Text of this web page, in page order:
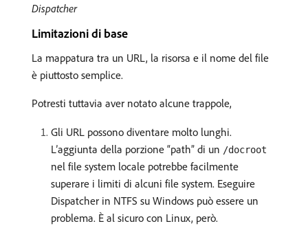
Dispatcher
Limitazioni di base
La mappatura tra un URL, la risorsa e il nome del file
è piuttosto semplice.
Potresti tuttavia aver notato alcune trappole,
Gli URL possono diventare molto lunghi.
L’aggiunta della porzione “path” di un /docroot
nel file system locale potrebbe facilmente
superare i limiti di alcuni file system. Eseguire
Dispatcher in NTFS su Windows può essere un
problema. È al sicuro con Linux, però.